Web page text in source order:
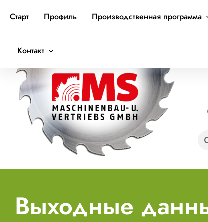
Старт Профиль Производственная программа
Контакт
Выходные